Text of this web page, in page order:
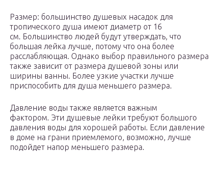
Размер: большинство душевых насадок для
тропического душа имеют диаметр от 16
см. Большинство людей будут утверждать, что
большая лейка лучше, потому что она более
расслабляющая. Однако выбор правильного размера
также зависит от размера душевой зоны или
ширины ванны. Более узкие участки лучше
приспособить для душа меньшего размера.
Давление воды также является важным
фактором. Эти душевые лейки требуют большого
давления воды для хорошей работы. Если давление
в доме на грани приемлемого, возможно, лучше
подойдет напор меньшего размера.